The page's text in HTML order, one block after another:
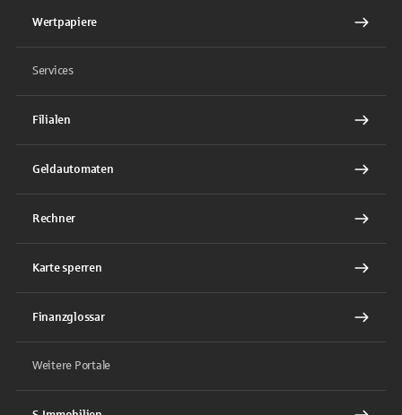
Wertpapiere
Services
Filialen
Geldautomaten
Rechner
Karte sperren
Finanzglossar
Weitere Portale